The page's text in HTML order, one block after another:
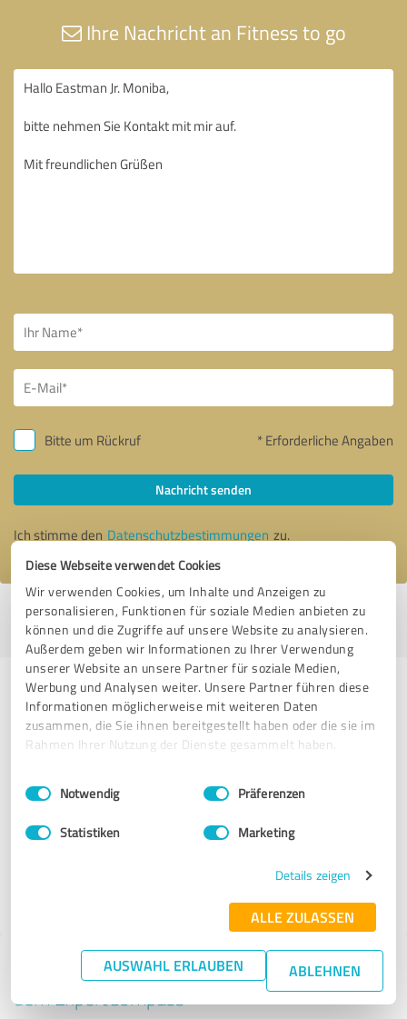
Diese Webseite verwendet Cookies
Wir verwenden Cookies, um Inhalte und Anzeigen zu
personalisieren, Funktionen für soziale Medien anbieten zu
können und die Zugriffe auf unsere Website zu analysieren.
Außerdem geben wir Informationen zu Ihrer Verwendung
unserer Website an unsere Partner für soziale Medien,
Werbung und Analysen weiter. Unsere Partner führen diese
Informationen möglicherweise mit weiteren Daten
zusammen, die Sie ihnen bereitgestellt haben oder die sie im
Rahmen Ihrer Nutzung der Dienste gesammelt haben.
Impressum Datenschutzbestimmungen
Einwilligungsauswahl
Notwendig Präferenzen
Statistiken Marketing
Details zeigen
ALLE ZULASSEN
AUSWAHL ERLAUBEN ABLEHNEN
Ihre Nachricht an Fitness to go
Bitte um Rückruf * Erforderliche Angaben
Nachricht senden
Ich stimme den Datenschutzbestimmungen zu.
Profil aktiv seit 10.03.2015 |Letzte Aktualisierung: 31.01.2017|Profil
melden
Erfahrungen zu weiteren
Anbietern aus dem Bereich
Training
Bodystreet Mering Marktplatz
Tipp: Die passenden Experten finden - mit
dem ExpertCompass